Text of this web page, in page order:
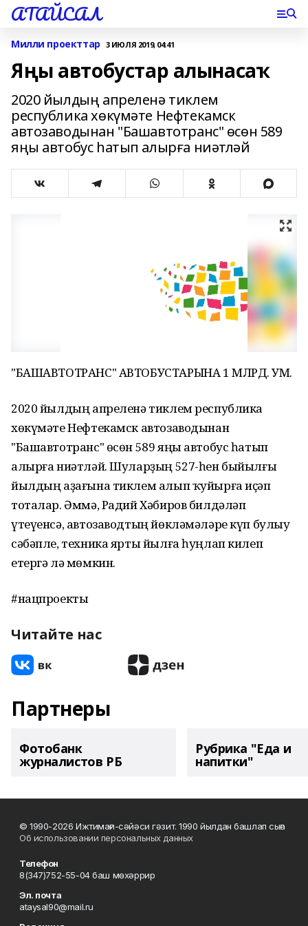
АТАЙСАЛ
Милли проекттар 3 ИЮЛЯ 2019, 04:41
Яңы автобустар алынасаҡ
2020 йылдың апреленә тиклем
республика хөкүмәте Нефтекамск
автозаводынан "Башавтотранс" өсөн 589
яңы автобус һатып алырға ниәтләй
"БАШАВТОТРАНС" АВТОБУСТАРЫНА 1 МЛРД. ҺУМ.
2020 йылдың апреленә тиклем республика
хөкүмәте Нефтекамск автозаводынан
"Башавтотранс" өсөн 589 яңы автобус һатып
алырға ниәтләй. Шуларҙың 527-һен быйылғы
йылдың аҙағына тиклем алып ҡуйырға иҫәп
тоталар. Әммә, Радий Хәбиров билдәләп
үтеүенсә, автозаводтың йөкләмәләре күп булыу
сәбәпле, техника ярты йылға һуңлап килеп
етергә лә мөмкин.
#нацпроекты
Читайте нас
Партнеры
Фотобанк
журналистов РБ
Рубрика "Еда и
напитки"
© 1990-2026 Ижтимағи-сәйәси гәзит. 1990 йылдан башлап сыға
Об использовании персональных данных
Телефон
8(347)752-55-04 баш мөхәррир
Эл. почта
ataysal90@mail.ru